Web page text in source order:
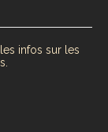
infos sur les